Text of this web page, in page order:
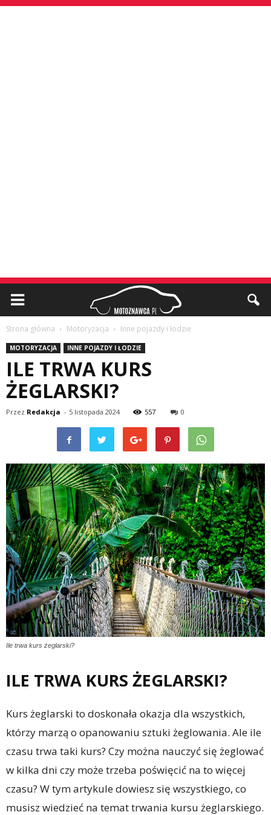
Strona główna Motoryzacja Inne pojazdy i łodzie
MOTORYZACJA INNE POJAZDY I ŁODZIE
ILE TRWA KURS
ŻEGLARSKI?
Przez Redakcja - 5 listopada 2024 557 0
Ile trwa kurs żeglarski?
ILE TRWA KURS ŻEGLARSKI?
Kurs żeglarski to doskonała okazja dla wszystkich,
którzy marzą o opanowaniu sztuki żeglowania. Ale ile
czasu trwa taki kurs? Czy można nauczyć się żeglować
w kilka dni czy może trzeba poświęcić na to więcej
czasu? W tym artykule dowiesz się wszystkiego, co
musisz wiedzieć na temat trwania kursu żeglarskiego.